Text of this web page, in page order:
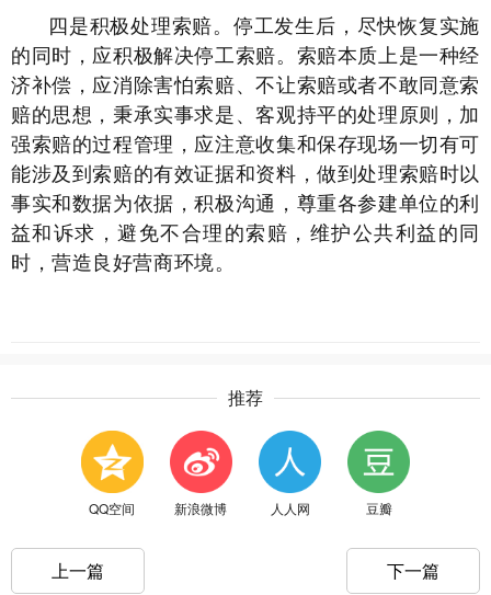
四是积极处理索赔。停工发生后，尽快恢复实施
的同时，应积极解决停工索赔。索赔本质上是一种经
济补偿，应消除害怕索赔、不让索赔或者不敢同意索
赔的思想，秉承实事求是、客观持平的处理原则，加
强索赔的过程管理，应注意收集和保存现场一切有可
能涉及到索赔的有效证据和资料，做到处理索赔时以
事实和数据为依据，积极沟通，尊重各参建单位的利
益和诉求，避免不合理的索赔，维护公共利益的同
时，营造良好营商环境。
推荐
QQ空间 新浪微博 人人网 豆瓣
上一篇 下一篇